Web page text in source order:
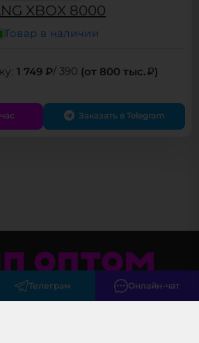
XBOX 8000
Товар в наличии
1 749 ₽/ 390 (от 800 тыс. )
Заказать в Telegram
Телеграм Онлайн-чат